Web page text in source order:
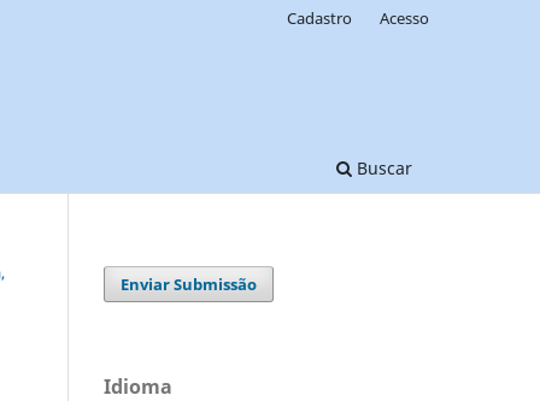
Buscar
Cadastro Acesso
Enviar Submissão
Idioma